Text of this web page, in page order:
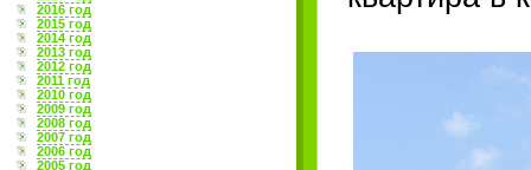
2016 год
2015 год
2014 год
2013 год
2012 год
2011 год
2010 год
2009 год
2008 год
2007 год
2006 год
2005 год